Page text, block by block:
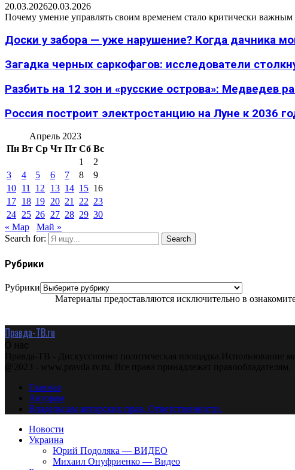
20.03.202620.03.2026
Почему умение управлять своим временем стало критически
Доски у забора — уже нарушение? Когда дачника
Загадка черных саркофагов: исследователи
Разбить на 12 зон и «русские острова»: Медведев
Россия построит электростанцию на Луне к 2036
Апрель 2023
Пн Вт Ср Чт Пт Сб Вс
1
2
3
4 5 6 7 8
9
10 11 12 13 14 15 16
17 18 19 20 21 22 23
24 25 26 27 28 29 30
« Мар
Май »
Search for:
Search
Рубрики
Рубрики
Материалы предоставляются исключительно в
Правда-ТВ.ru
О нас
Правда-ТВ - Дискуссионно политическая площадка.Использование
@2023 - www.pravda-tv.ru. Все права принадлежат правообладателям.
Главная
Авторам
Владельцам авторских прав. Ответственности.
Новости
Украина
Юрий Подоляка — ВИДЕО
Михаил Онуфриенко — Видео